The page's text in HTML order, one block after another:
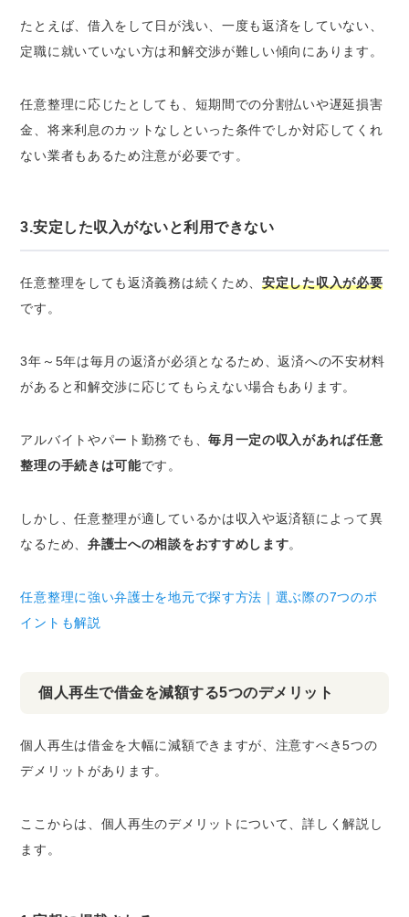
たとえば、借入をして日が浅い、一度も返済をしていない、
定職に就いていない方は和解交渉が難しい傾向にあります。
任意整理に応じたとしても、短期間での分割払いや遅延損害
金、 将来利息のカットなしといった条件でしか対応してくれ
ない業者もあるため注意が必要です 。
3.安定した収入がないと利用できない
任意整理をしても返済義務は続くため、安定した収入が必要
です。
3年～5年は毎月の返済が必須となるため、返済への不安材料
があると和解交渉に応じてもらえない場合もあります。
アルバイトやパート勤務でも、毎月一定の収入があれば任意
整理の手続きは可能です。
しかし、任意整理が適しているかは収入や返済額によって異
なるため、 弁護士への相談をおすすめします。
任意整理に強い弁護士を地元で探す方法｜選ぶ際の7つのポ
イントも解説
個人再生で借金を減額する5つのデメリット
個人再生は借金を大幅に減額できますが、 注意すべき5つの
デメリット があります。
ここからは、個人再生のデメリットについて、詳しく解説し
ます。